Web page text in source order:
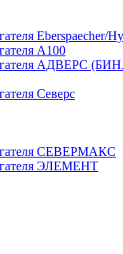
Eberspaecher/
A100
АДВЕРС
Северс
СЕВЕРМАКС
ЭЛЕМЕНТ